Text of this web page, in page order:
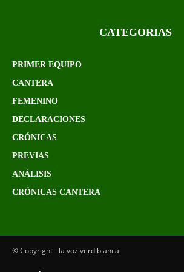
CATEGORIAS
PRIMER EQUIPO
CANTERA
FEMENINO
DECLARACIONES
CRÓNICAS
PREVIAS
ANÁLISIS
CRÓNICAS CANTERA
© Copyright - la voz verdiblanca